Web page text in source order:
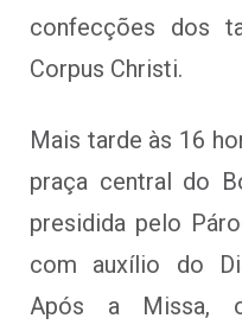
confecções dos
Corpus Christi.
Mais tarde às 16
praça central do
presidida pelo
com auxílio do
Após a Missa,